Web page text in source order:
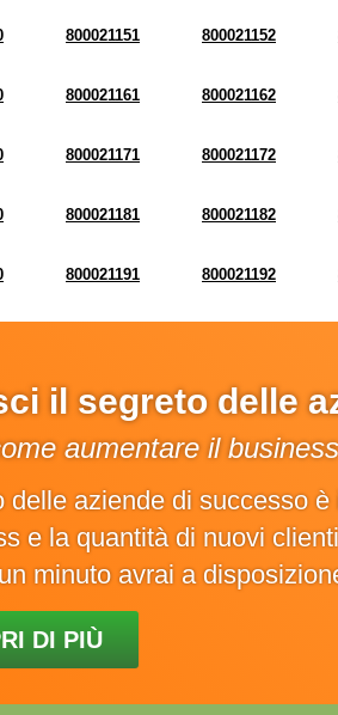
800021151 800021152
800021161 800021162
800021171 800021172
800021181 800021182
800021191 800021192
il segreto delle
aumentare il
delle aziende di successo
e la quantità di nuovi
minuto avrai a
DI PIÙ